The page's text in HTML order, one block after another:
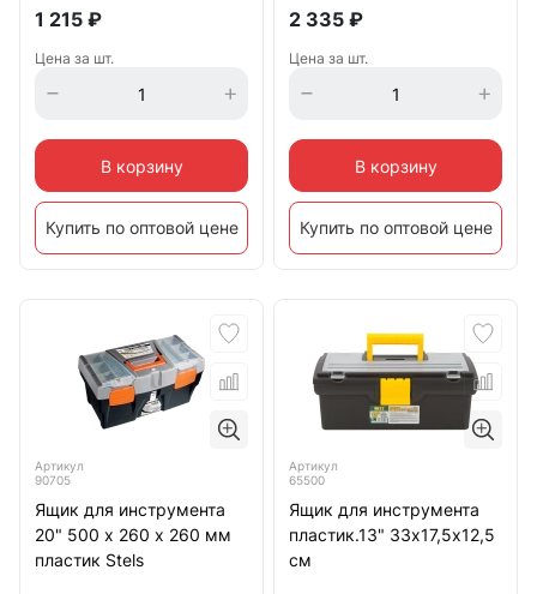
1 215 ₽
Цена за шт.
В корзину
Купить по оптовой цене
2 335 ₽
Цена за шт.
В корзину
Купить по оптовой цене
Артикул
90705
Ящик для инструмента
20" 500 х 260 х 260 мм
пластик Stels
Артикул
65500
Ящик для инструмента
пластик.13" 33х17,5х12,5
см